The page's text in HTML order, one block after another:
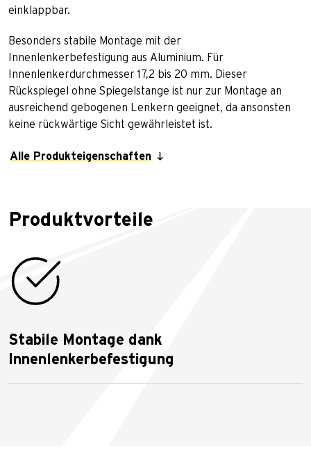
einklappbar.
Besonders stabile Montage mit der
Innenlenkerbefestigung aus Aluminium. Für
Innenlenkerdurchmesser 17,2 bis 20 mm. Dieser
Rückspiegel ohne Spiegelstange ist nur zur Montage an
ausreichend gebogenen Lenkern geeignet, da ansonsten
keine rückwärtige Sicht gewährleistet ist.
Alle Produkteigenschaften
Produktvorteile
Stabile Montage dank
Innenlenkerbefestigung